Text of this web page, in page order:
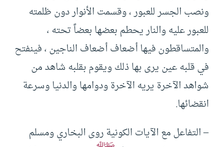
ونصب الجسر للعبور ، وقسمت الأنوار دون ظلمته
للعبور عليه والنار يحطم بعضها بعضاً تحته ،
والمتساقطون فيها أضعاف أضعاف الناجين ، فينفتح
في قلبه عين يرى بها ذلك ويقوم بقلبه شاهد من
شواهد الآخرة يريه الآخرة ودوامها والدنيا وسرعة
انقضائها.
– التفاعل مع الآيات الكونية روى البخاري ومسلم